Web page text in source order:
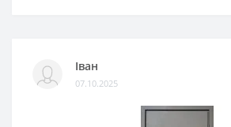
Іван
07.10.2025